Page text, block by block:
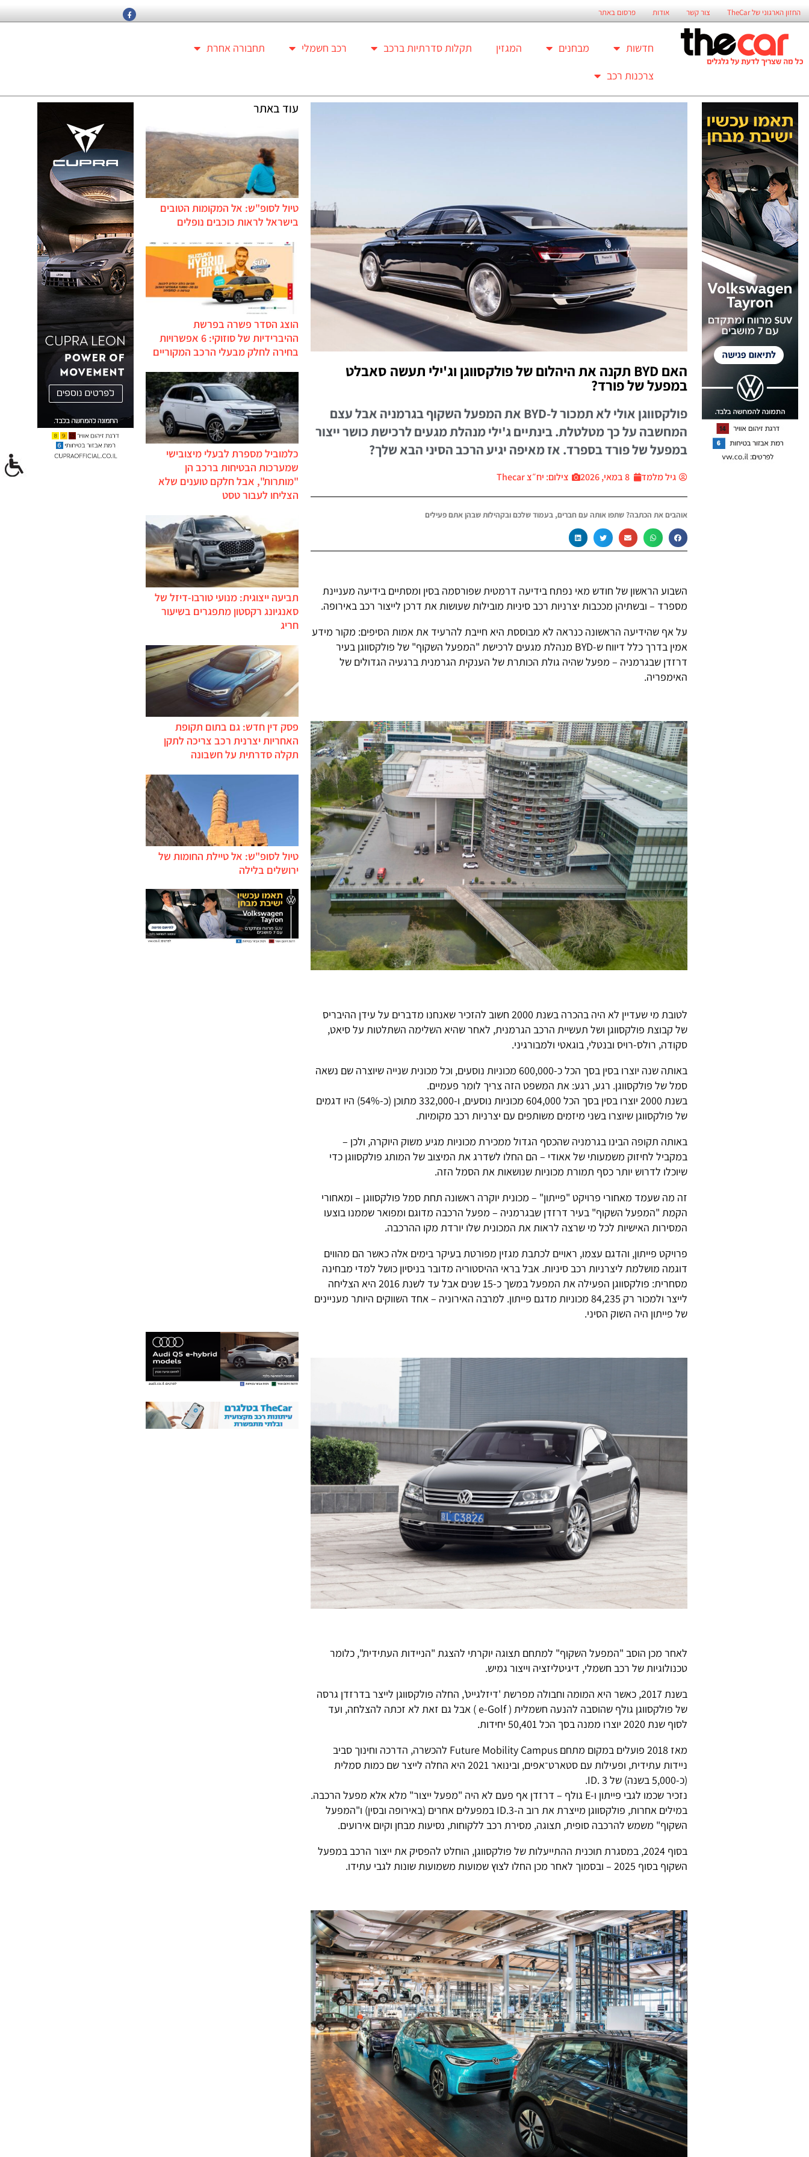
החזון הארגוני של TheCar צור קשר אודות פרסום באתר
חדשות מבחנים המגזין תקלות סדרתיות ברכב רכב חשמלי
תחבורה אחרת
צרכנות רכב
האם BYD תקנה את היהלום של פולקסווגן וג'ילי תעשה סאבלט
במפעל של פורד?
פולקסווגן אולי לא תמכור ל-BYD את המפעל השקוף בגרמניה אבל עצם
המחשבה על כך מטלטלת. בינתיים ג'ילי מנהלת מגעים לרכישת כושר ייצור
במפעל של פורד בספרד. אז מאיפה יגיע הרכב הסיני הבא שלך?
גיל מלמד 8 במאי, 2026 צילום: יח״צ Thecar
אוהבים את הכתבה? שתפו אותה עם חברים, בעמוד שלכם ובקהילות שבהן אתם פעילים
השבוע הראשון של חודש מאי נפתח בידיעה דרמטית שפורסמה בסין ומסתיים בידיעה מעניינת
מספרד – ובשתיהן מככבות יצרניות רכב סיניות מובילות שעושות את דרכן לייצור רכב באירופה.
על אף שהידיעה הראשונה כנראה לא מבוססת היא חייבת להרעיד את אמות הסיפים: מקור מידע
אמין בדרך כלל דיווח ש-BYD מנהלת מגעים לרכישת "המפעל השקוף" של פולקסווגן בעיר
דרזדן שבגרמניה – מפעל שהיה גולת הכותרת של הענקית הגרמנית ברגעיה הגדולים של
האימפריה.
לטובת מי שעדיין לא היה בהכרה בשנת 2000 חשוב להזכיר שאנחנו מדברים על עידן ההיבריס
של קבוצת פולקסווגן ושל תעשיית הרכב הגרמנית, לאחר שהיא השלימה השתלטות על סיאט,
סקודה, רולס-רויס ובנטלי, בוגאטי ולמבורגיני.
באותה שנה יוצרו בסין בסך הכל כ-600,000 מכוניות נוסעים, וכל מכונית שנייה שיוצרה שם נשאה
סמל של פולקסווגן. רגע, רגע: את המשפט הזה צריך לומר פעמיים.
בשנת 2000 יוצרו בסין בסך הכל 604,000 מכוניות נוסעים, ו-332,000 מתוכן (כ-54%) היו דגמים
של פולקסווגן שיוצרו בשני מיזמים משותפים עם יצרניות רכב מקומיות.
באותה תקופה הבינו בגרמניה שהכסף הגדול ממכירת מכוניות מגיע משוק היוקרה, ולכן –
במקביל לחיזוק משמעותי של אאודי – הם החלו לשדרג את המיצוב של המותג פולקסווגן כדי
שיוכלו לדרוש יותר כסף תמורת מכוניות שנושאות את הסמל הזה.
זה מה שעמד מאחורי פרויקט "פייתון" – מכונית יוקרה ראשונה תחת סמל פולקסווגן – ומאחורי
הקמת "המפעל השקוף" בעיר דרזדן שבגרמניה – מפעל הרכבה מדוגם ומפואר שממנו בוצעו
המסירות האישיות לכל מי שרצה לראות את המכונית שלו יורדת מקו ההרכבה.
פרויקט פייתון, והדגם עצמו, ראויים לכתבת מגזין מפורטת בעיקר בימים אלה כאשר הם מהווים
דוגמה מושלמת ליצרניות רכב סיניות. אבל בראי ההיסטוריה מדובר בניסיון כושל למדי מבחינה
מסחרית: פולקסווגן הפעילה את המפעל במשך כ-15 שנים אבל עד לשנת 2016 היא הצליחה
לייצר ולמכור רק 84,235 מכוניות מדגם פייתון. למרבה האירוניה – אחד השווקים היותר מעניינים
של פייתון היה השוק הסיני.
לאחר מכן הוסב "המפעל השקוף" למתחם תצוגה יוקרתי להצגת "הניידות העתידית", כלומר
טכנולוגיות של רכב חשמלי, דיגיטליזציה וייצור גמיש.
בשנת 2017, כאשר היא המומה וחבולה מפרשת 'דיזלגייט', החלה פולקסווגן לייצר בדרזדן גרסה
של פולקסווגן גולף שהוסבה להנעה חשמלית ( e-Golf ) אבל גם זאת לא זכתה להצלחה, ועד
לסוף שנת 2020 יוצרו ממנה בסך הכל 50,401 יחידות.
מאז 2018 פועלים במקום מתחם Future Mobility Campus להכשרה, הדרכה וחינוך סביב
ניידות עתידית, ופעילות עם סטארט־אפים, ובינואר 2021 היא החלה לייצר שם כמות סמלית
(כ-5,000 בשנה) של ID. 3.
נזכיר שכמו לגבי פייתון ו-E גולף – דרזדן אף פעם לא היה "מפעל ייצור" מלא אלא מפעל הרכבה.
במילים אחרות, פולקסווגן מייצרת את רוב ה-ID.3 במפעלים אחרים (באירופה ובסין) ו"המפעל
השקוף" משמש להרכבה סופית, תצוגה, מסירת רכב ללקוחות, נסיעות מבחן וקיום אירועים.
בסוף 2024, במסגרת תוכנית ההתייעלות של פולקסווגן, הוחלט להפסיק את ייצור הרכב במפעל
השקוף בסוף 2025 – ובסמוך לאחר מכן החלו לצוץ שמועות משמועות שונות לגבי עתידו.
עוד באתר
טיול לסופ"ש: אל המקומות הטובים
בישראל לראות כוכבים נופלים
הוצג הסדר פשרה בפרשת
ההיברידיות של סוזוקי: 6 אפשרויות
בחירה לחלק מבעלי הרכב המקוריים
כלמוביל מספרת לבעלי מיצובישי
שמערכות הבטיחות ברכב הן
"מותרות", אבל חלקם טוענים שלא
הצליחו לעבור טסט
תביעה ייצוגית: מנועי טורבו-דיזל של
סאנגיונג רקסטון מתפגרים בשיעור
חריג
פסק דין חדש: גם בתום תקופת
האחריות יצרנית רכב צריכה לתקן
תקלה סדרתית על חשבונה
טיול לסופ"ש: אל טיילת החומות של
ירושלים בלילה